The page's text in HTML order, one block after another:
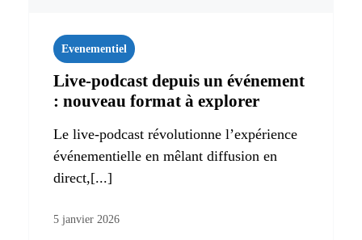
Evenementiel
Live‑podcast depuis un événement
: nouveau format à explorer
Le live-podcast révolutionne l’expérience
événementielle en mêlant diffusion en
direct,[...]
5 janvier 2026